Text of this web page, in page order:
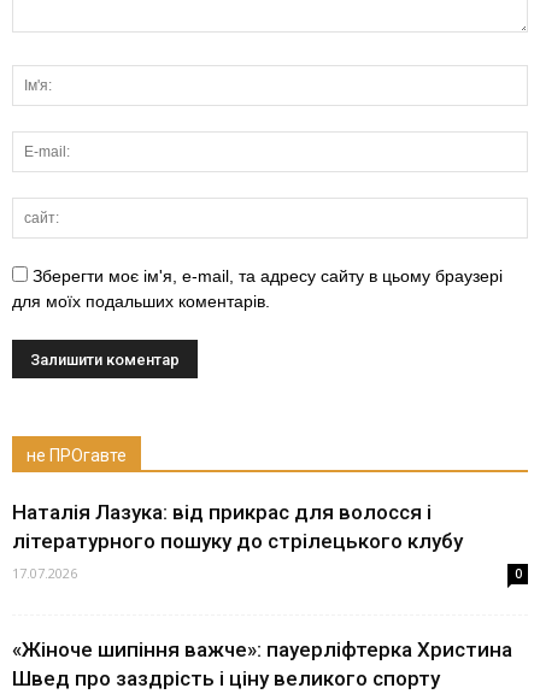
Зберегти моє ім'я, e-mail, та адресу сайту в цьому браузері
для моїх подальших коментарів.
не ПРОгавте
Наталія Лазука: від прикрас для волосся і
літературного пошуку до стрілецького клубу
17.07.2026 0
«Жіноче шипіння важче»: пауерліфтерка Христина
Швед про заздрість і ціну великого спорту